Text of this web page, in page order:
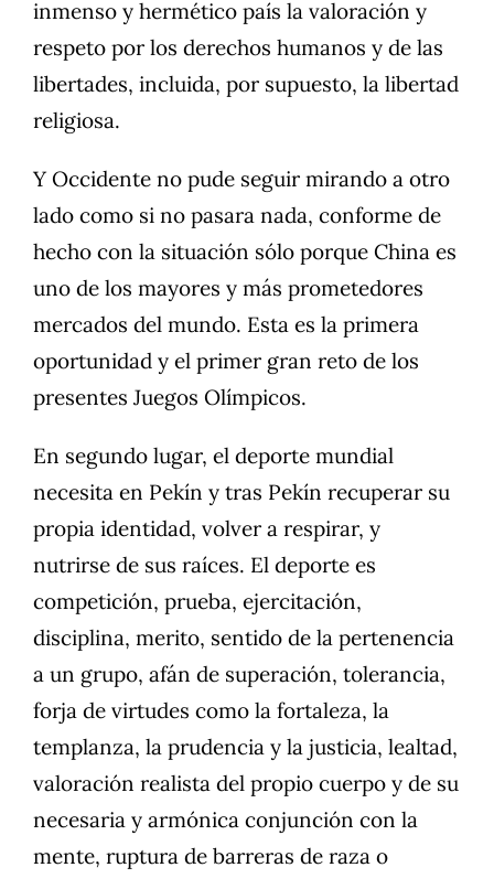
inmenso y hermético país la valoración y
respeto por los derechos humanos y de las
libertades, incluida, por supuesto, la libertad
religiosa.
Y Occidente no pude seguir mirando a otro
lado como si no pasara nada, conforme de
hecho con la situación sólo porque China es
uno de los mayores y más prometedores
mercados del mundo. Esta es la primera
oportunidad y el primer gran reto de los
presentes Juegos Olímpicos.
En segundo lugar, el deporte mundial
necesita en Pekín y tras Pekín recuperar su
propia identidad, volver a respirar, y
nutrirse de sus raíces. El deporte es
competición, prueba, ejercitación,
disciplina, merito, sentido de la pertenencia
a un grupo, afán de superación, tolerancia,
forja de virtudes como la fortaleza, la
templanza, la prudencia y la justicia, lealtad,
valoración realista del propio cuerpo y de su
necesaria y armónica conjunción con la
mente, ruptura de barreras de raza o